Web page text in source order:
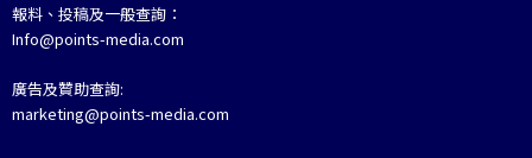
報料、投稿及一般查詢：
Info@points-media.com
廣告及贊助查詢:
marketing@points-media.com